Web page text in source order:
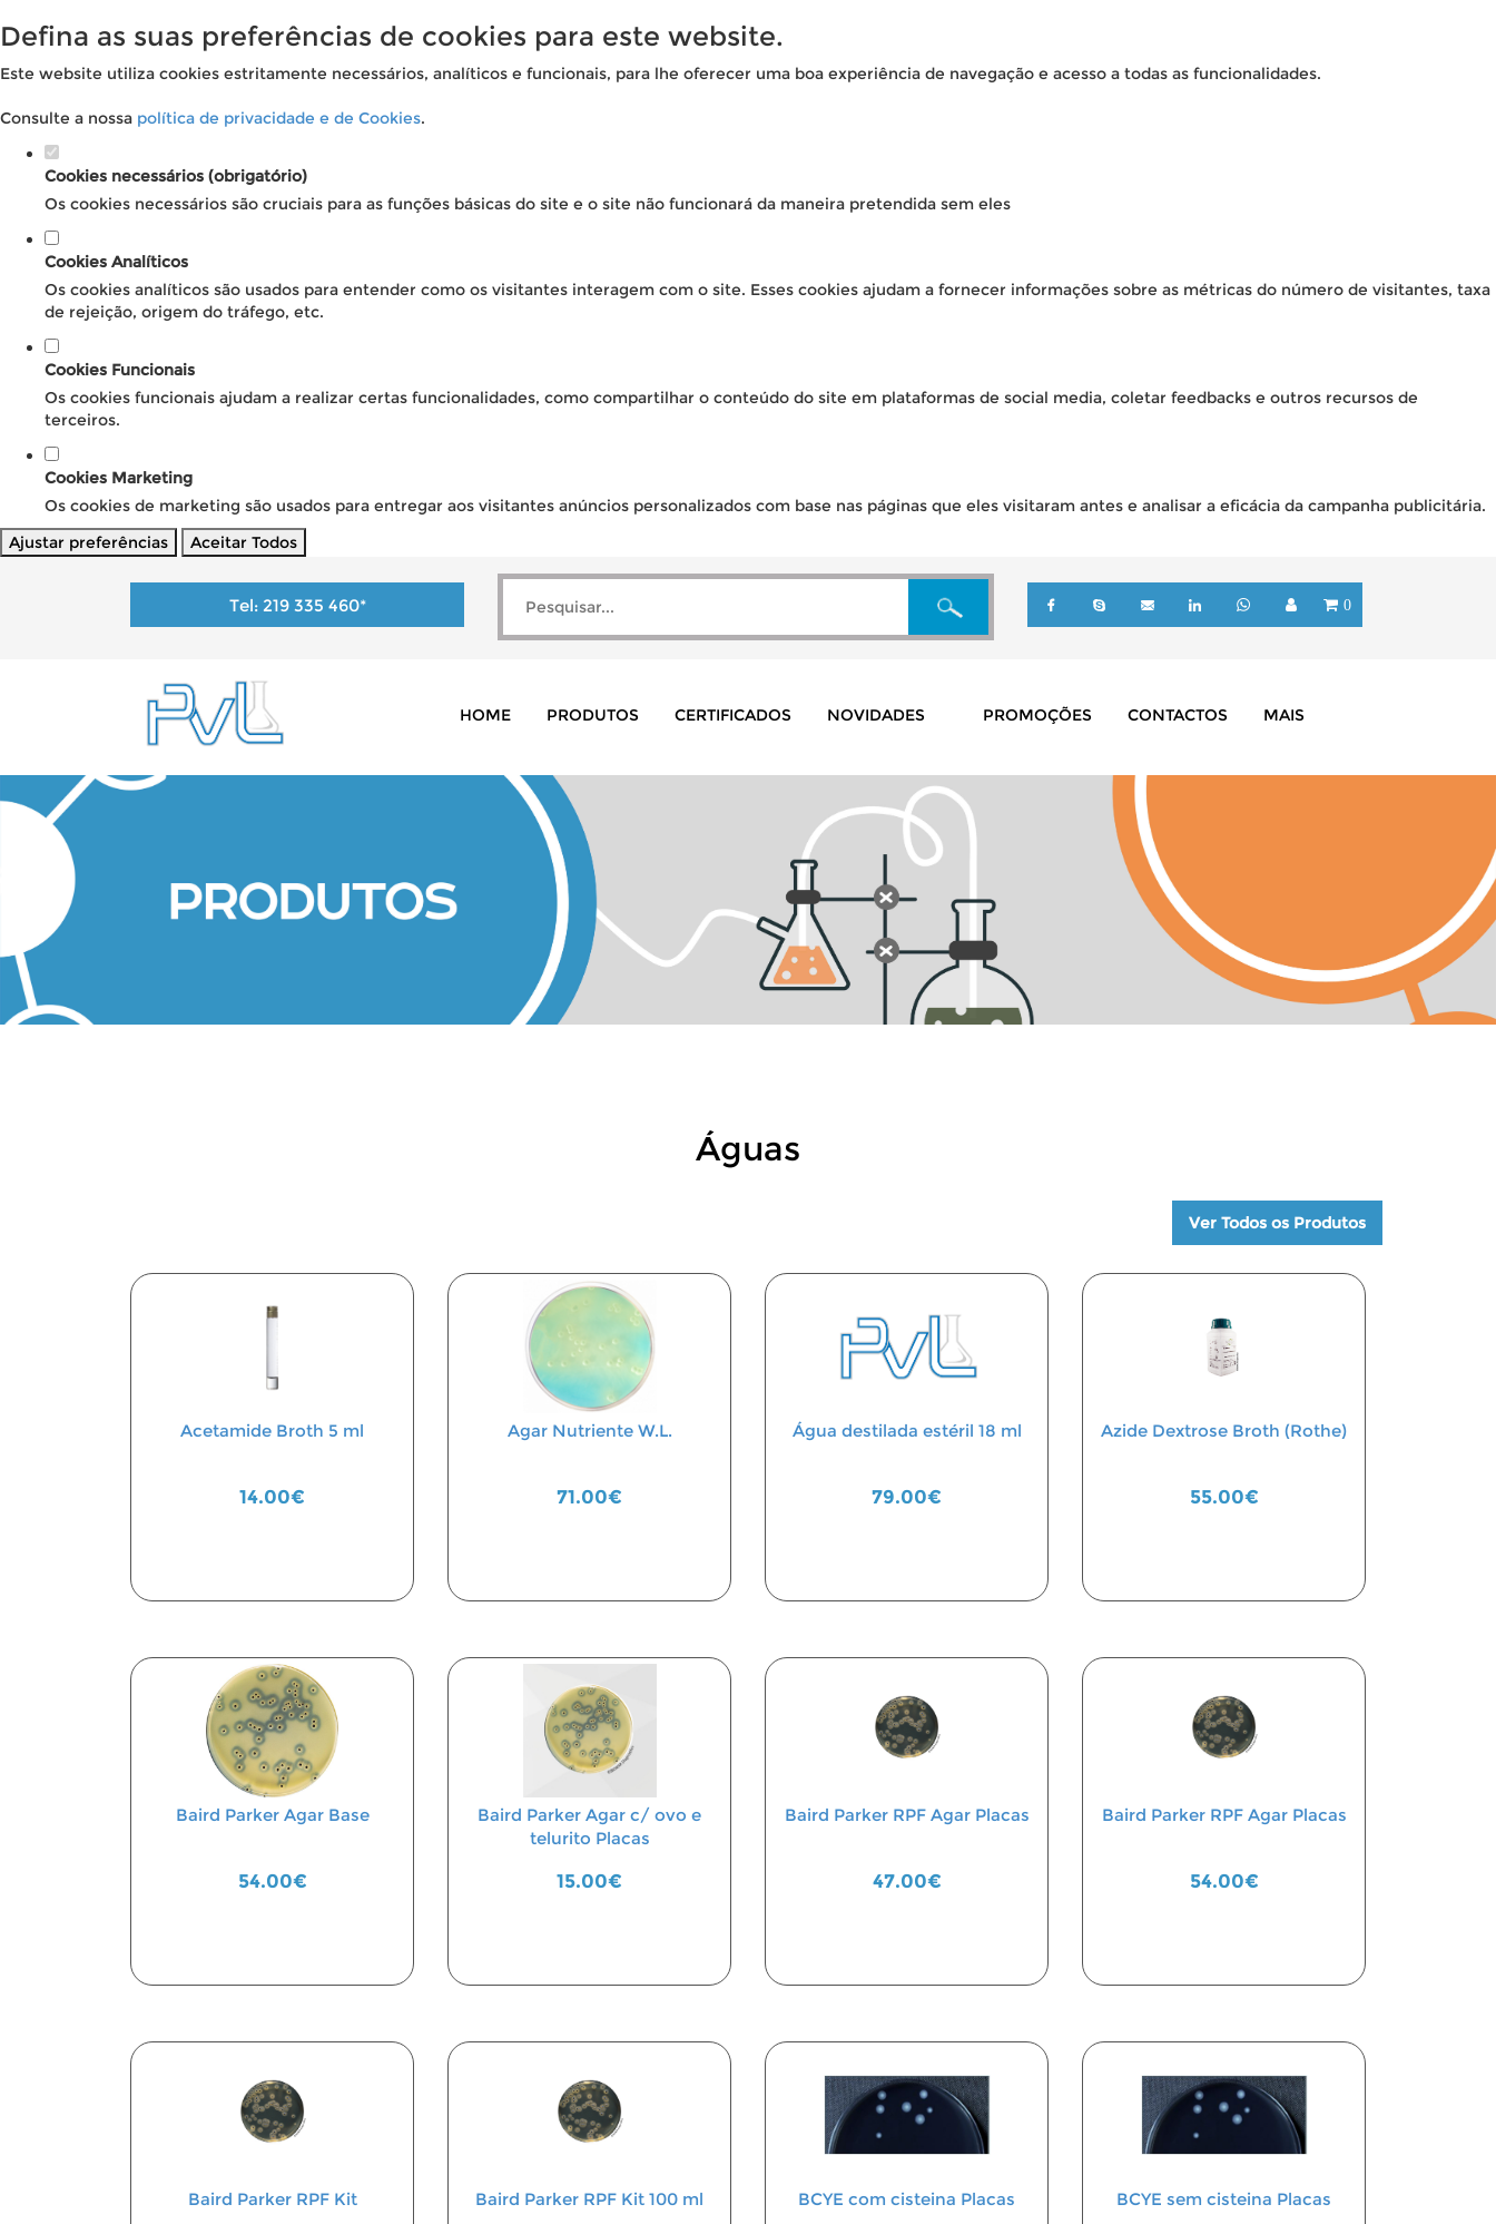
Defina as suas preferências de cookies para este website.
Este website utiliza cookies estritamente necessários, analíticos e funcionais, para lhe oferecer uma boa experiência de navegação e acesso a todas as funcionalidades.
Consulte a nossa política de privacidade e de Cookies.
Cookies necessários (obrigatório)
Os cookies necessários são cruciais para as funções básicas do site e o site não funcionará da maneira pretendida sem eles
Cookies Analíticos
Os cookies analíticos são usados para entender como os visitantes interagem com o site. Esses cookies ajudam a fornecer informações sobre as métricas do número de visitantes, taxa
de rejeição, origem do tráfego, etc.
Cookies Funcionais
Os cookies funcionais ajudam a realizar certas funcionalidades, como compartilhar o conteúdo do site em plataformas de social media, coletar feedbacks e outros recursos de
terceiros.
Cookies Marketing
Os cookies de marketing são usados para entregar aos visitantes anúncios personalizados com base nas páginas que eles visitaram antes e analisar a eficácia da campanha publicitária.
Ajustar preferências
Aceitar Todos
Tel: 219 335 460* 0
HOME PRODUTOS CERTIFICADOS NOVIDADES PROMOÇÕES CONTACTOS MAIS
Águas
Ver Todos os Produtos
Acetamide Broth 5 ml
14.00€
Agar Nutriente W.L.
71.00€
Água destilada estéril 18 ml
79.00€
Azide Dextrose Broth (Rothe)
55.00€
Baird Parker Agar Base
54.00€
Baird Parker Agar c/ ovo e
telurito Placas
15.00€
Baird Parker RPF Agar Placas
47.00€
Baird Parker RPF Agar Placas
54.00€
Baird Parker RPF Kit Baird Parker RPF Kit 100 ml BCYE com cisteina Placas BCYE sem cisteina Placas